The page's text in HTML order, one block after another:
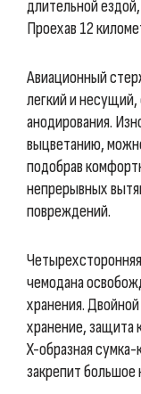
длительной
Проехав 12
Авиационный
легкий и
анодирования.
выцветанию,
подобрав
непрерывных
повреждений.
чемодана
хранения.
хранение, защита
X-образная
закрепит большое